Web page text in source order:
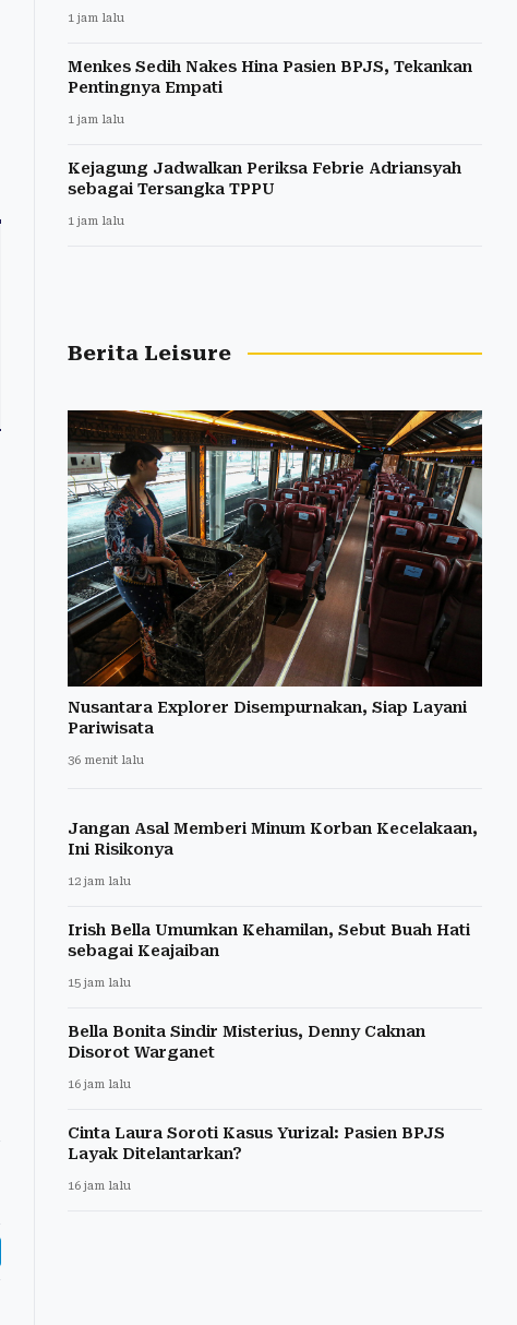
1 jam lalu
Menkes Sedih Nakes Hina Pasien BPJS, Tekankan
Pentingnya Empati
1 jam lalu
Kejagung Jadwalkan Periksa Febrie Adriansyah
sebagai Tersangka TPPU
1 jam lalu
Berita Leisure
Nusantara Explorer Disempurnakan, Siap Layani
Pariwisata
36 menit lalu
Jangan Asal Memberi Minum Korban Kecelakaan,
Ini Risikonya
12 jam lalu
Irish Bella Umumkan Kehamilan, Sebut Buah Hati
sebagai Keajaiban
15 jam lalu
Bella Bonita Sindir Misterius, Denny Caknan
Disorot Warganet
16 jam lalu
Cinta Laura Soroti Kasus Yurizal: Pasien BPJS
Layak Ditelantarkan?
16 jam lalu